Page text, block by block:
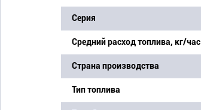
Серия
Средний расход топлива, кг/час
Страна производства
Тип топлива